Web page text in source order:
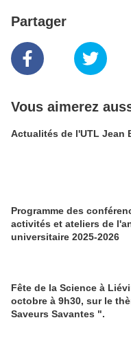
Partager
Vous aimerez
Actualités de l'UTL Jean
Programme des
activités et ateliers de
universitaire 2025-2026
Fête de la Science à
octobre à 9h30, sur le
Saveurs Savantes ".